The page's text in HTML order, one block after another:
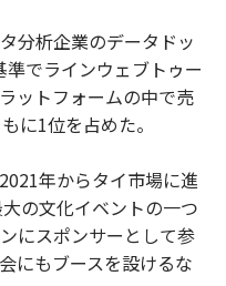
分析企業のデータドッ
準でラインウェブトゥー
ットフォームの中で売
に1位を占めた。
年からタイ市場に進
の文化イベントの一つ
にスポンサーとして参
にもブースを設けるな